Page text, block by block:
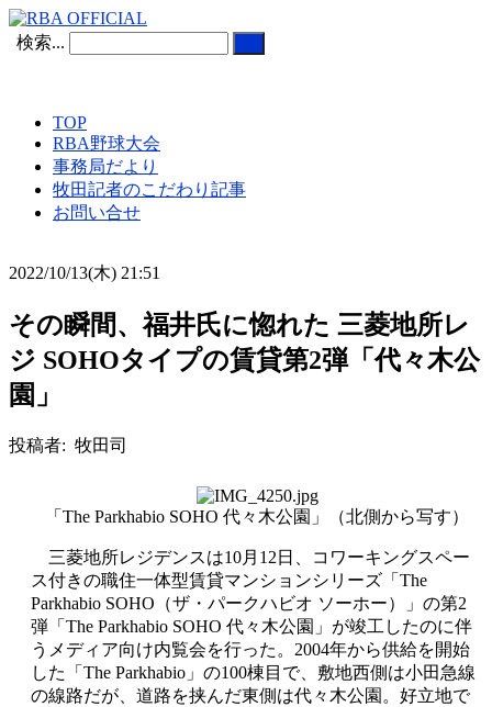
検索...
TOP
RBA野球大会
事務局だより
牧田記者のこだわり記事
お問い合せ
2022/10/13(木) 21:51
その瞬間、福井氏に惚れた 三菱地所レ
ジ SOHOタイプの賃貸第2弾「代々木公
園」
投稿者: 牧田司
「The Parkhabio SOHO 代々木公園」（北側から写す）
三菱地所レジデンスは10月12日、コワーキングスペー
ス付きの職住一体型賃貸マンションシリーズ「The
Parkhabio SOHO（ザ・パークハビオ ソーホー）」の第2
弾「The Parkhabio SOHO 代々木公園」が竣工したのに伴
うメディア向け内覧会を行った。2004年から供給を開始
した「The Parkhabio」の100棟目で、敷地西側は小田急線
の線路だが、道路を挟んだ東側は代々木公園。好立地で